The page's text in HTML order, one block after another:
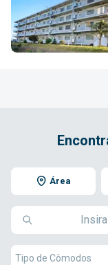
Área
Tipo de Cômodos